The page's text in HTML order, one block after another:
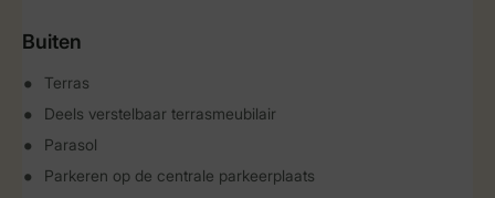
Buiten
Terras
Deels verstelbaar terrasmeubilair
Parasol
Parkeren op de centrale parkeerplaats